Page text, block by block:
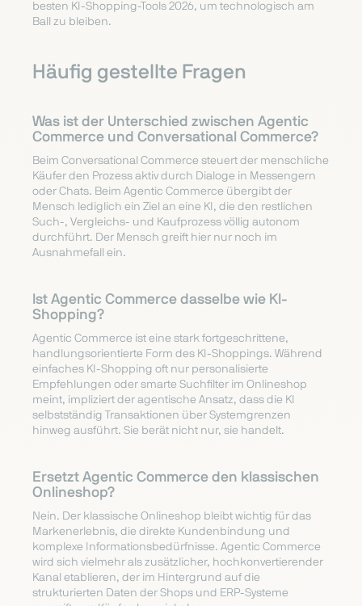
besten KI-Shopping-Tools 2026, um technologisch am
Ball zu bleiben.
Häufig gestellte Fragen
Was ist der Unterschied zwischen Agentic
Commerce und Conversational Commerce?
Beim Conversational Commerce steuert der menschliche
Käufer den Prozess aktiv durch Dialoge in Messengern
oder Chats. Beim Agentic Commerce übergibt der
Mensch lediglich ein Ziel an eine KI, die den restlichen
Such-, Vergleichs- und Kaufprozess völlig autonom
durchführt. Der Mensch greift hier nur noch im
Ausnahmefall ein.
Ist Agentic Commerce dasselbe wie KI-
Shopping?
Agentic Commerce ist eine stark fortgeschrittene,
handlungsorientierte Form des KI-Shoppings. Während
einfaches KI-Shopping oft nur personalisierte
Empfehlungen oder smarte Suchfilter im Onlineshop
meint, impliziert der agentische Ansatz, dass die KI
selbstständig Transaktionen über Systemgrenzen
hinweg ausführt. Sie berät nicht nur, sie handelt.
Ersetzt Agentic Commerce den klassischen
Onlineshop?
Nein. Der klassische Onlineshop bleibt wichtig für das
Markenerlebnis, die direkte Kundenbindung und
komplexe Informationsbedürfnisse. Agentic Commerce
wird sich vielmehr als zusätzlicher, hochkonvertierender
Kanal etablieren, der im Hintergrund auf die
strukturierten Daten der Shops und ERP-Systeme